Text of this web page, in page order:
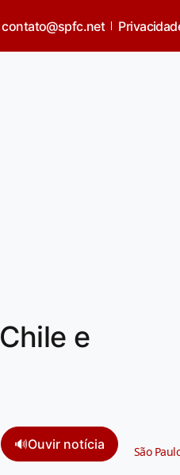
contato@spfc.net
e
🔊Ouvir notícia São